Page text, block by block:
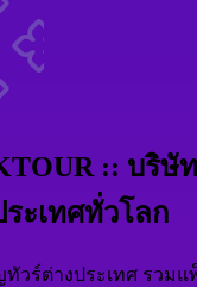
:: บริ
ะเทศทั่วโลก
วร์ต่างประเทศ รวมแ